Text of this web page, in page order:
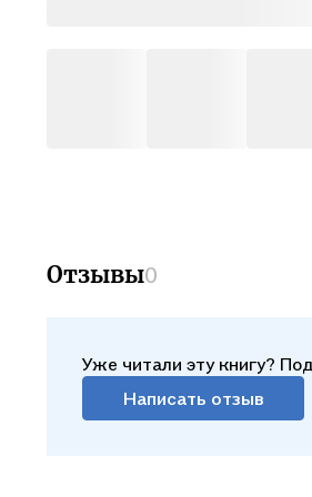
Отзывы0
Уже читали эту книгу?
Написать отзыв